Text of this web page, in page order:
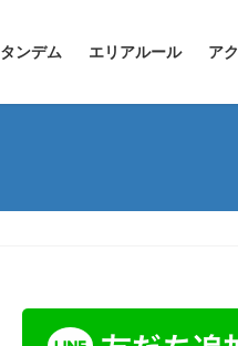
タンデム エリアルール ア